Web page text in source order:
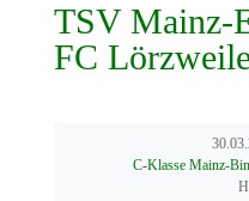
TSV Mainz-
FC
C-Klasse Mainz-